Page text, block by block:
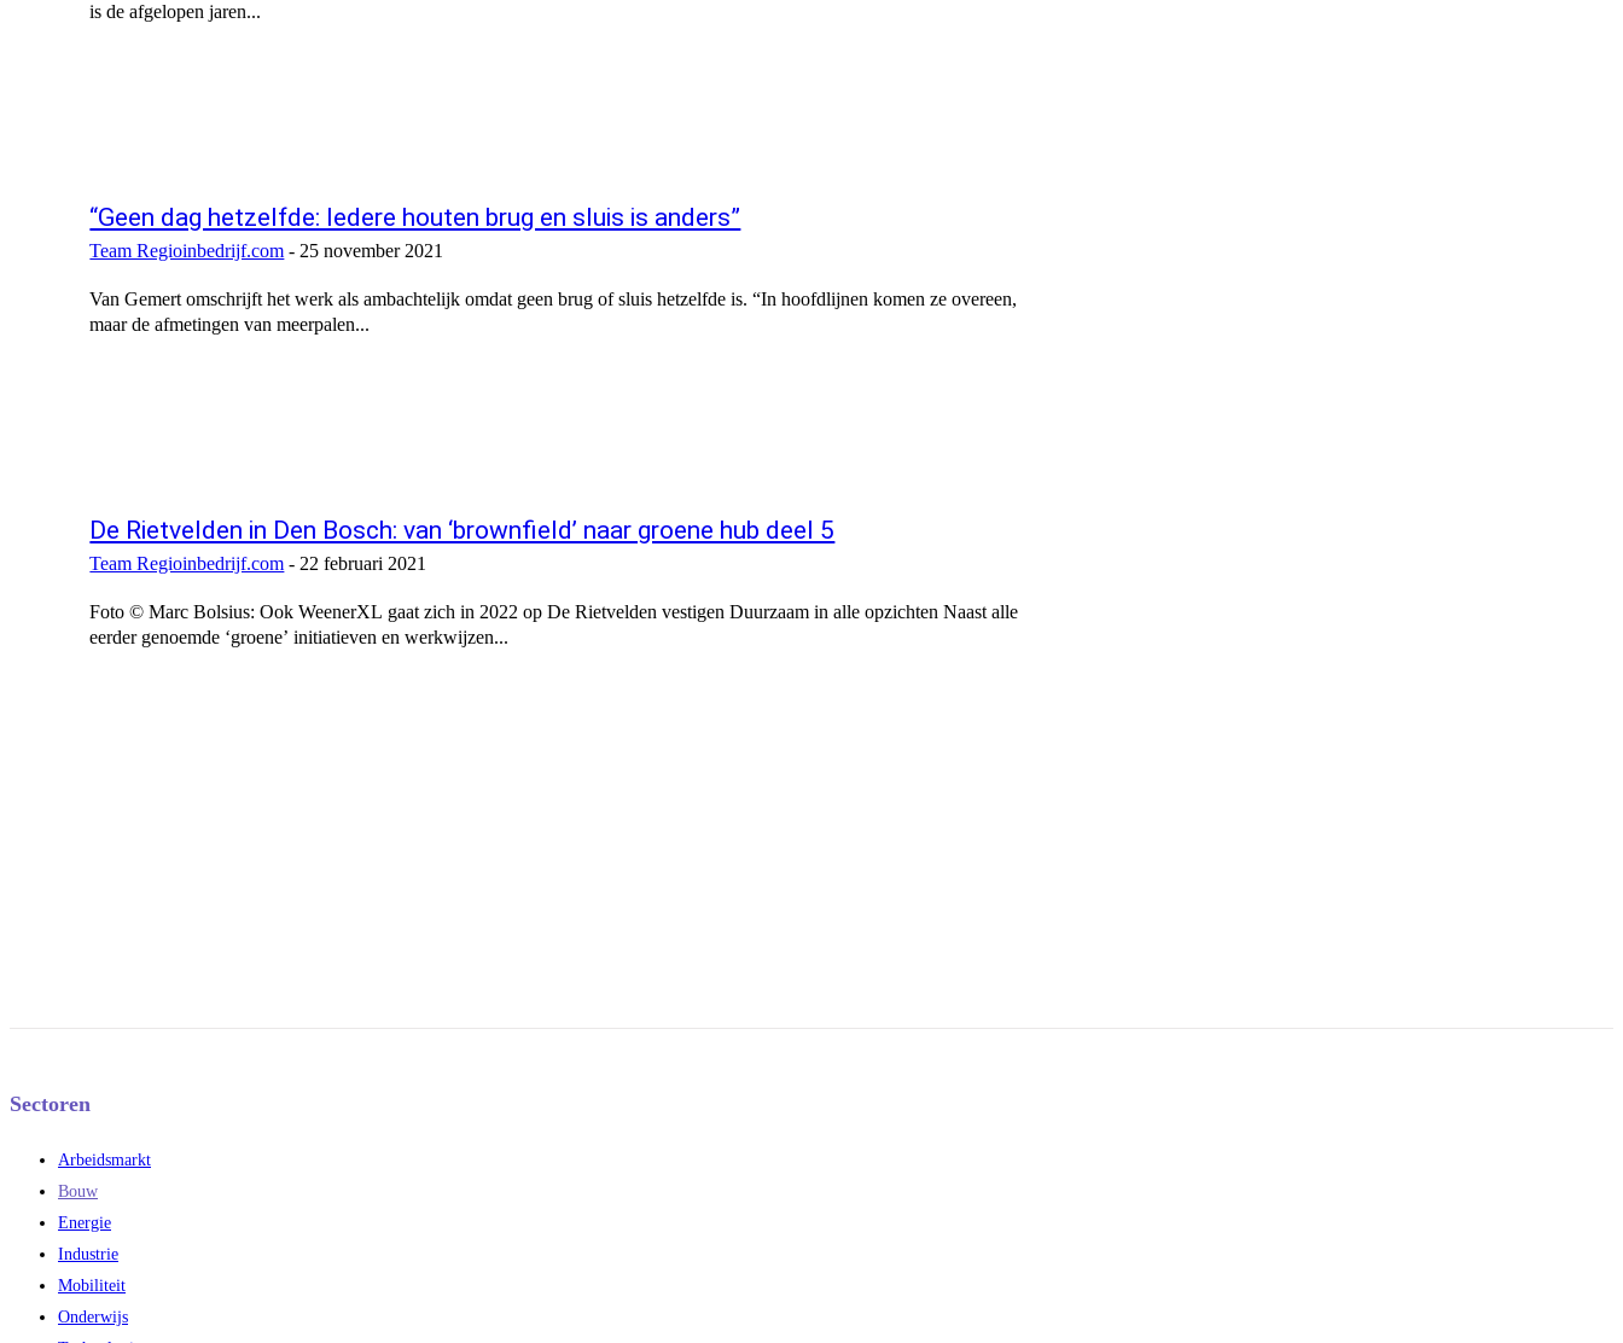
is de afgelopen jaren...
“Geen dag hetzelfde: Iedere houten brug en sluis is anders”
Team Regioinbedrijf.com - 25 november 2021
Van Gemert omschrijft het werk als ambachtelijk omdat geen brug of sluis hetzelfde is. “In hoofdlijnen komen ze overeen,
maar de afmetingen van meerpalen...
De Rietvelden in Den Bosch: van ‘brownfield’ naar groene hub deel 5
Team Regioinbedrijf.com - 22 februari 2021
Foto © Marc Bolsius: Ook WeenerXL gaat zich in 2022 op De Rietvelden vestigen Duurzaam in alle opzichten Naast alle
eerder genoemde ‘groene’ initiatieven en werkwijzen...
Sectoren
Arbeidsmarkt
Bouw
Energie
Industrie
Mobiliteit
Onderwijs